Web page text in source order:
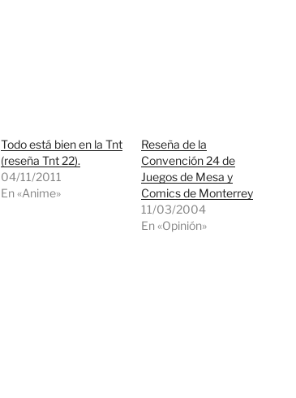
Todo está bien en la Tnt
(reseña Tnt 22).
04/11/2011
En «Anime»
Reseña de la
Convención 24 de
Juegos de Mesa y
Comics de Monterrey
11/03/2004
En «Opinión»